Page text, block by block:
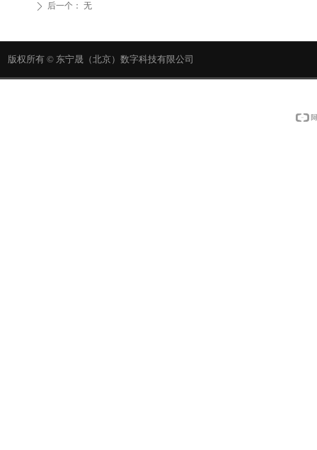
ꄲ 后一个： 无
版权所有 © 东宁晟（北京）数字科技有限公司